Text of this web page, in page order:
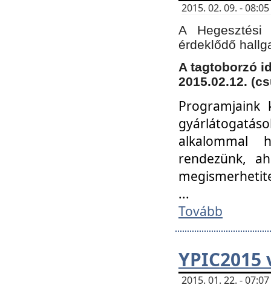
2015. 02. 09. -
A
érdeklődő
A tagtoborzó
2015.02.12.
Programjaink
alkalommal
rendezünk,
...
Tovább
YPIC2015
2015. 01. 22. -